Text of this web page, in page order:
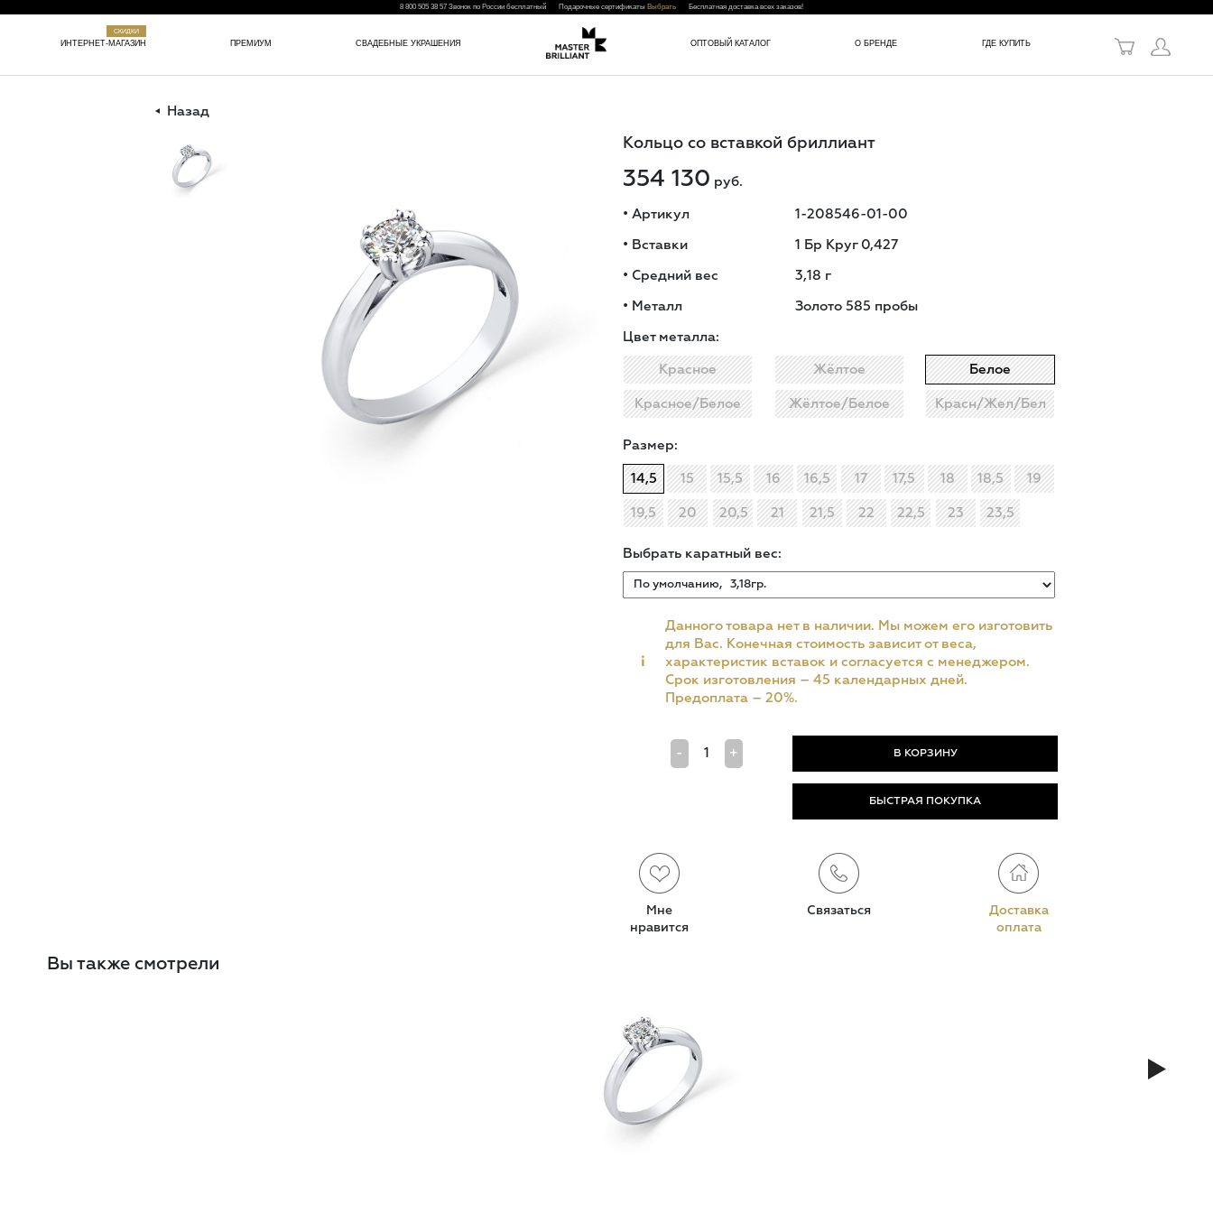
8 800 505 38 57Звонок по России бесплатный Подарочные сертификаты ВыбратьБесплатная доставка всех заказов!
СКИДКИ
ИНТЕРНЕТ-МАГАЗИН ПРЕМИУМ СВАДЕБНЫЕ УКРАШЕНИЯ ОПТОВЫЙ КАТАЛОГ О БРЕНДЕ ГДЕ КУПИТЬ
Назад
Кольцо со вставкой бриллиант
354 130 руб.
• Артикул 1-208546-01-00
• Вставки 1 Бр Круг 0,427
• Средний вес 3,18 г
• Металл Золото 585 пробы
Цвет металла:
Красное Жёлтое Белое
Красное/Белое Жёлтое/Белое Красн/Жел/Бел
Размер:
14,5 15 15,5 16 16,5 17 17,5 18 18,5 19
19,5 20 20,5 21 21,5 22 22,5 23 23,5
Выбрать каратный вес:
i
Данного товара нет в наличии. Мы можем его изготовить
для Вас. Конечная стоимость зависит от веса,
характеристик вставок и согласуется с менеджером.
Срок изготовления – 45 календарных дней.
Предоплата – 20%.
- +
БЫСТРАЯ ПОКУПКА
Мне
нравится
Связаться
Доставка
оплата
Вы также смотрели